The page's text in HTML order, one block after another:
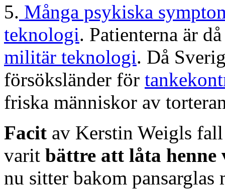
5. Många psykiska
teknologi. Patienterna är
militär teknologi. Då
försöksländer för
friska människor av
Facit av Kerstin Weigls
varit bättre att låta
nu sitter bakom pansarglas